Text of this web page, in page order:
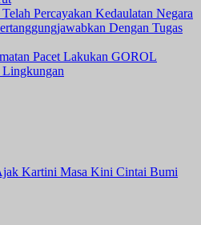
Percayakan Kedaulatan Negara
Dengan Tugas
Pacet Lakukan GOROL
Lingkungan
Kartini Masa Kini Cintai Bumi